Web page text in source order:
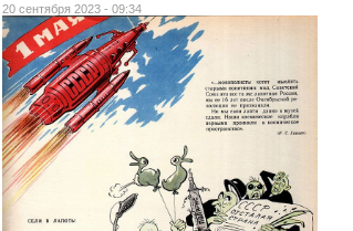
20 сентября 2023 - 09:34